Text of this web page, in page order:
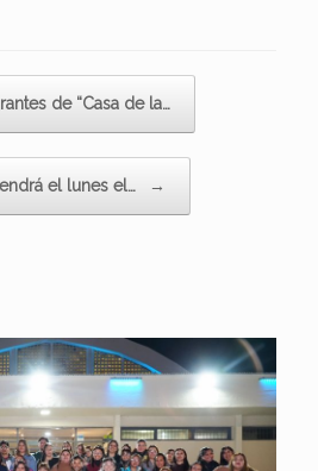
de “Casa de la…
el lunes el… →